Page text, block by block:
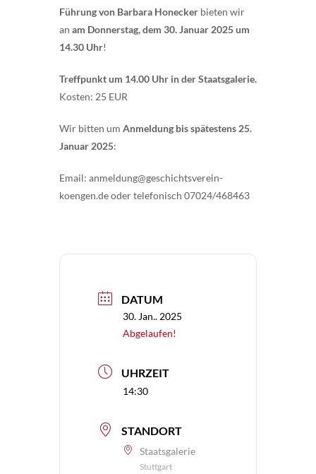
Führung von Barbara Honecker bieten wir
an am Donnerstag, dem 30. Januar 2025 um
14.30 Uhr!
Treffpunkt um 14.00 Uhr in der Staatsgalerie.
Kosten: 25 EUR
Wir bitten um Anmeldung bis spätestens 25.
Januar 2025:
Email: anmeldung@geschichtsverein-
koengen.de oder telefonisch 07024/468463
DATUM
30. Jan.. 2025
Abgelaufen!
UHRZEIT
14:30
STANDORT
Staatsgalerie
Stuttgart